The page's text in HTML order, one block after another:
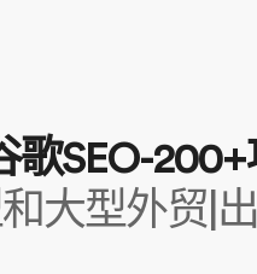
歌SEO-
大型外贸|